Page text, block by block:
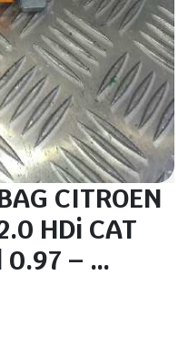
CITROEN
HDi CAT
0.97 – …